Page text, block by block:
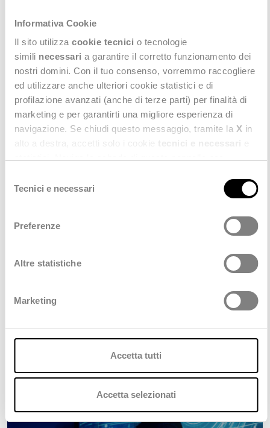
Informativa Cookie
Il sito utilizza cookie tecnici o tecnologie
simili necessari a garantire il corretto funzionamento dei
nostri domini. Con il tuo consenso, vorremmo raccogliere
ed utilizzare anche ulteriori cookie statistici e di
profilazione avanzati (anche di terze parti) per finalità di
marketing e per garantirti una migliore esperienza di
navigazione. Se chiudi questo messaggio, tramite la X in
maggiori informazioni consulta anche la nostra
Privacy
delTecnici e necessari
Preferenze
Altre statistiche
Marketing
Accetta tutti
Accetta selezionati
Scopri anche
TUTTI
Mastercard in oltre 1.300 enti locali